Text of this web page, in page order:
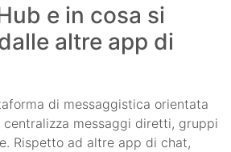
e in cosa si
altre app di
di messaggistica orientata
messaggi diretti, gruppi
Rispetto ad altre app di chat,